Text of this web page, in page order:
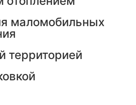
маломобильных
территорией